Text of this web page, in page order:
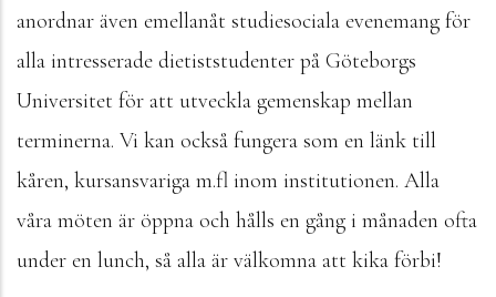
anordnar även emellanåt studiesociala evenemang för
alla intresserade dietiststudenter på Göteborgs
Universitet för att utveckla gemenskap mellan
terminerna. Vi kan också fungera som en länk till
kåren, kursansvariga m.fl inom institutionen. Alla
våra möten är öppna och hålls en gång i månaden ofta
under en lunch, så alla är välkomna att kika förbi!